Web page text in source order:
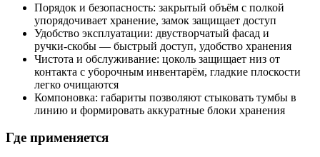
Порядок и безопасность: закрытый объём с полкой
упорядочивает хранение, замок защищает доступ
Удобство эксплуатации: двустворчатый фасад и
ручки‑скобы — быстрый доступ, удобство хранения
Чистота и обслуживание: цоколь защищает низ от
контакта с уборочным инвентарём, гладкие плоскости
легко очищаются
Компоновка: габариты позволяют стыковать тумбы в
линию и формировать аккуратные блоки хранения
Где применяется